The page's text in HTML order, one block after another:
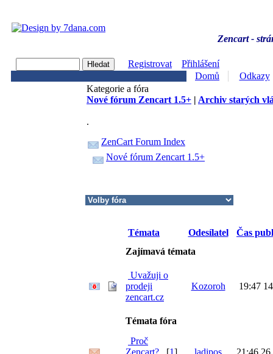
Zencart -
Registrovat
Přihlášení
Domů
Odkazy
Kategorie a fóra
Nové fórum Zencart 1.5+ | Archiv starých
.
ZenCart Forum Index
Nové fórum Zencart 1.5+
Témata Odesílatel
Čas
Zajímavá témata
Uvažuji o
prodeji
zencart.cz
Kozoroh 19:47
Témata fóra
Proč
Zencart? [1]
ladipos 21:46